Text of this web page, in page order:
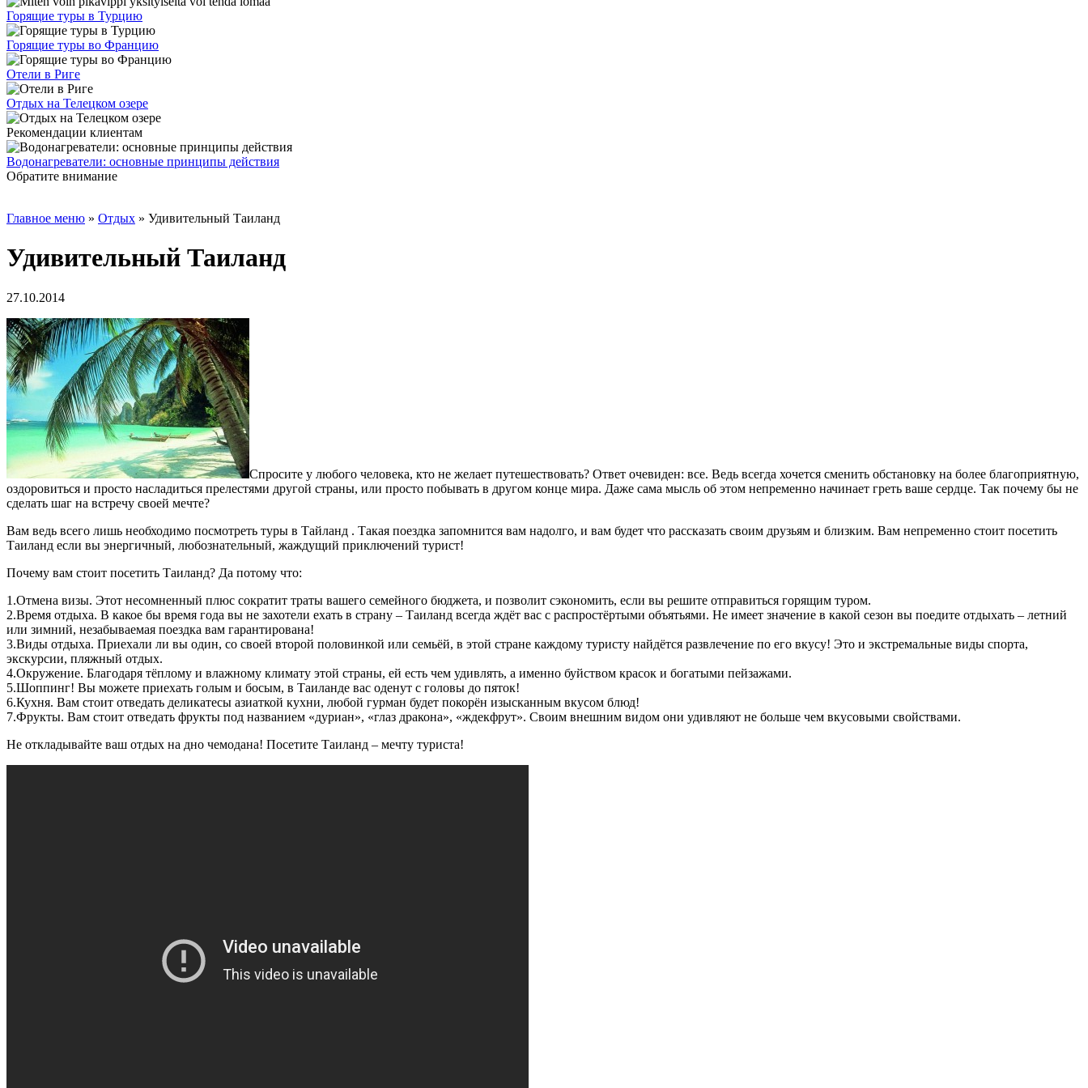
Горящие туры в Турцию
Горящие туры во Францию
Отели в Риге
Отдых на Телецком озере
Рекомендации клиентам
Водонагреватели: основные принципы действия
Обратите внимание
Главное меню » Отдых » Удивительный Таиланд
Удивительный Таиланд
27.10.2014
Спросите у любого человека, кто не желает путешествовать? Ответ очевиден: все. Ведь всегда хочется сменить обстановку на более благоприятную,
оздоровиться и просто насладиться прелестями другой страны, или просто побывать в другом конце мира. Даже сама мысль об этом непременно начинает греть ваше сердце. Так почему бы не
сделать шаг на встречу своей мечте?
Вам ведь всего лишь необходимо посмотреть туры в Тайланд . Такая поездка запомнится вам надолго, и вам будет что рассказать своим друзьям и близким. Вам непременно стоит посетить
Таиланд если вы энергичный, любознательный, жаждущий приключений турист!
Почему вам стоит посетить Таиланд? Да потому что:
1.Отмена визы. Этот несомненный плюс сократит траты вашего семейного бюджета, и позволит сэкономить, если вы решите отправиться горящим туром.
2.Время отдыха. В какое бы время года вы не захотели ехать в страну – Таиланд всегда ждёт вас с распростёртыми объятьями. Не имеет значение в какой сезон вы поедите отдыхать – летний
или зимний, незабываемая поездка вам гарантирована!
3.Виды отдыха. Приехали ли вы один, со своей второй половинкой или семьёй, в этой стране каждому туристу найдётся развлечение по его вкусу! Это и экстремальные виды спорта,
экскурсии, пляжный отдых.
4.Окружение. Благодаря тёплому и влажному климату этой страны, ей есть чем удивлять, а именно буйством красок и богатыми пейзажами.
5.Шоппинг! Вы можете приехать голым и босым, в Таиланде вас оденут с головы до пяток!
6.Кухня. Вам стоит отведать деликатесы азиаткой кухни, любой гурман будет покорён изысканным вкусом блюд!
7.Фрукты. Вам стоит отведать фрукты под названием «дуриан», «глаз дракона», «ждекфрут». Своим внешним видом они удивляют не больше чем вкусовыми свойствами.
Не откладывайте ваш отдых на дно чемодана! Посетите Таиланд – мечту туриста!